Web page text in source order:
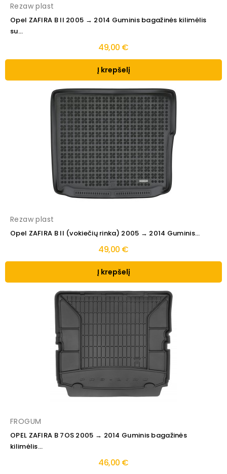
Rezaw plast
Opel ZAFIRA B II 2005 → 2014 Guminis bagažinės kilimėlis
su...
49,00 €
Į krepšelį
Rezaw plast
Opel ZAFIRA B II (vokiečių rinka) 2005 → 2014 Guminis...
49,00 €
Į krepšelį
FROGUM
OPEL ZAFIRA B 7OS 2005 → 2014 Guminis bagažinės
kilimėlis...
46,00 €